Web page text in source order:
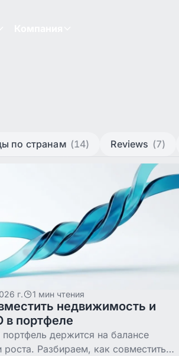
по странам (14) Reviews (7)
г. 1 мин чтения
недвижимость и
в портфеле
держится на балансе
роста. Разбираем, как совместить